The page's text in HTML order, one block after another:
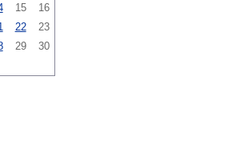
15
16
22
23
29
30